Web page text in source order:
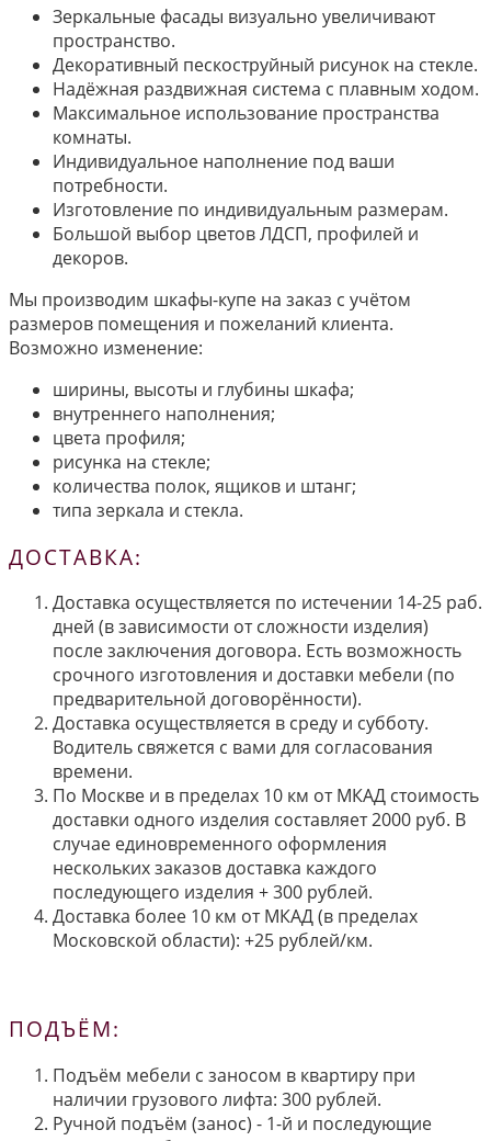
Зеркальные фасады визуально увеличивают
пространство.
Декоративный пескоструйный рисунок на стекле.
Надёжная раздвижная система с плавным ходом.
Максимальное использование пространства
комнаты.
Индивидуальное наполнение под ваши
потребности.
Изготовление по индивидуальным размерам.
Большой выбор цветов ЛДСП, профилей и
декоров.
Мы производим шкафы-купе на заказ с учётом
размеров помещения и пожеланий клиента.
Возможно изменение:
ширины, высоты и глубины шкафа;
внутреннего наполнения;
цвета профиля;
рисунка на стекле;
количества полок, ящиков и штанг;
типа зеркала и стекла.
ДОСТАВКА:
Доставка осуществляется по истечении 14-25 раб.
дней (в зависимости от сложности изделия)
после заключения договора. Есть возможность
срочного изготовления и доставки мебели (по
предварительной договорённости).
Доставка осуществляется в среду и субботу.
Водитель свяжется с вами для согласования
времени.
По Москве и в пределах 10 км от МКАД стоимость
доставки одного изделия составляет 2000 руб. В
случае единовременного оформления
нескольких заказов доставка каждого
последующего изделия + 300 рублей.
Доставка более 10 км от МКАД (в пределах
Московской области): +25 рублей/км.
ПОДЪЁМ:
Подъём мебели с заносом в квартиру при
наличии грузового лифта: 300 рублей.
Ручной подъём (занос) - 1-й и последующие